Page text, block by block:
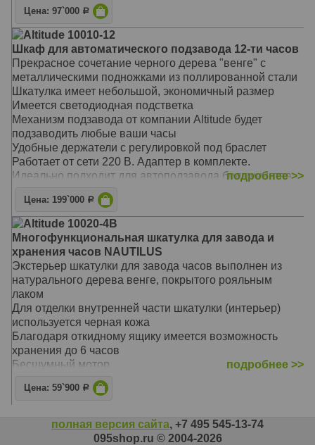
Внутренняя мягкая подсветка
Крепление к стене
Сертифицирован РосТест
Материал: Металл
Размер: 48 х 44 24 см
Цена: 97`000 Р
Altitude 10010-12
Шкаф для автоматического подзавода 12-ти часов
Прекрасное сочетание черного дерева "венге" с
металлическими подножками из поллированной стали
Шкатулка имеет небольшой, экономичный размер
Имеется светодиодная подстветка
Механизм подзавода от компании Altitude будет
подзаводить любые ваши часы
Удобные держатели с регулировкой под браслет
Работает от сети 220 В. Адаптер в комплекте.
Идеально подходит для автоподзавода большинства
механических часов, есть встроенные программы,
возможность выбора пользовательского режима и
регулировка количества оборотов
Основной режим - 1850 оборотов в сутки
Подушечка и держатель - универсальные, размер
регулируется под конкретные часы
Материал: Дерево
Размер: 46 х 30 х 53 см
подробнее >>
Цена: 199`000 Р
Altitude 10020-4B
Многофункциональная шкатулка для завода и
хранения часов NAUTILUS
Экстерьер шкатулки для завода часов выполнен из
натурального дерева венге, покрытого рояльным
лаком
Для отделки внутренней части шкатулки (интерьер)
используется черная кожа
Благодаря откидному ящику имеется возможность
хранения до 6 часов
Бесшумный мотор
Универсальный: работает от сети 220 В. Адаптер в
комплекте.
механических часов, есть встроенные программы,
возможность выбора пользовательского режима и
подробнее >>
Цена: 59`900 Р
полная версия сайта, +7 495 545-13-74
095shop.ru © 2004-2026